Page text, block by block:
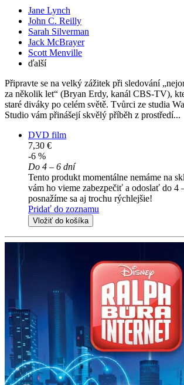
Jane Lynch
John C. Reilly
Sarah Silverman
Jack McBrayer
Scott Menville
ďalší
Připravte se na velký zážitek při sledování
za několik let“ (Bryan Erdy, kanál CBS-TV),
staré diváky po celém světě. Tvůrci ze studia
Studio vám přinášejí skvělý příběh z prostředí...
DVD film
7,30 €
-6 %
Do 4 – 6 dní
Tento produkt momentálne nemáme na
vám ho vieme zabezpečiť a odoslať do 4
posnažíme sa aj trochu rýchlejšie!
Pridať do zoznamu
Vložiť do košíka